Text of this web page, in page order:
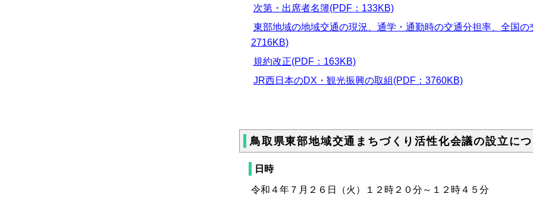
次第・出席者名簿(PDF：133KB)
東部地域の地域交通の現況、通学・通勤時の交通分担率、全国
2716KB)
規約改正(PDF：163KB)
JR西日本のDX・観光振興の取組(PDF：3760KB)
鳥取県東部地域交通まちづくり活性化会議の設立に
日時
令和４年７月２６日（火）１２時２０分～１２時４５分